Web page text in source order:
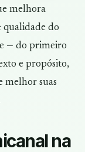
melhora
qualidade do
— do primeiro
e propósito,
melhor suas
na